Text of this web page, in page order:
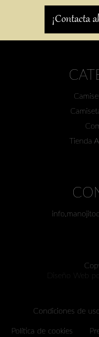
¡Contacta
Tienda
Diseño Web
Condiciones de
Política de cookies